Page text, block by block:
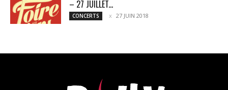
– 27 JUILLET...
CONCERTS 27 JUIN 2018